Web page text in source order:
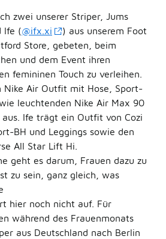
zwei unserer Striper, Jums
Ife (@ifx.xi
) aus unserem Foot
Store, gebeten, beim
und dem Event ihren
femininen Touch zu verleihen.
Nike Air Outfit mit Hose, Sport-
leuchtenden Nike Air Max 90
aus. Ife trägt ein Outfit von Cozi
BH und Leggings sowie den
All Star Lift Hi.
geht es darum, Frauen dazu zu
zu sein, ganz gleich, was
hier noch nicht auf. Für
während des Frauenmonats
aus Deutschland nach Berlin